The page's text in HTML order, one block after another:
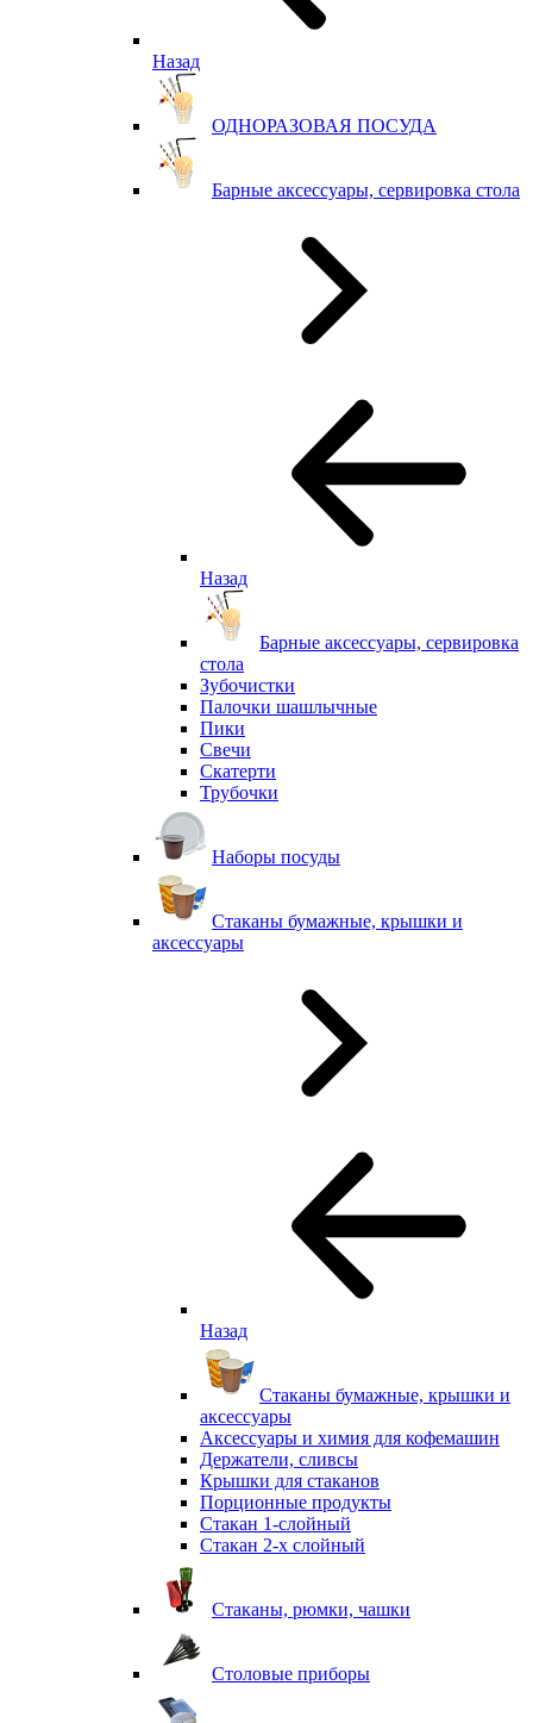
Назад
ОДНОРАЗОВАЯ ПОСУДА
Барные аксессуары, сервировка стола
Назад
Барные аксессуары, сервировка
стола
Зубочистки
Палочки шашлычные
Пики
Свечи
Скатерти
Трубочки
Наборы посуды
Стаканы бумажные, крышки и
аксессуары
Назад
Стаканы бумажные, крышки и
аксессуары
Аксессуары и химия для кофемашин
Держатели, сливсы
Крышки для стаканов
Порционные продукты
Стакан 1-слойный
Стакан 2-х слойный
Стаканы, рюмки, чашки
Столовые приборы